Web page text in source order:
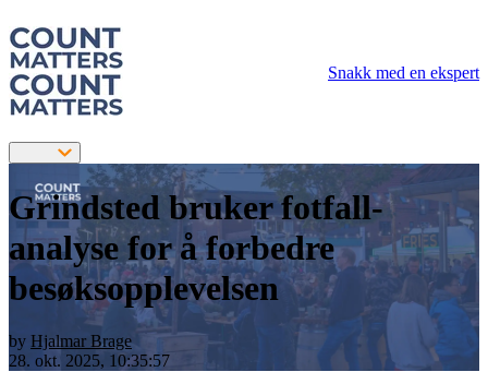
Snakk med en ekspert
Grindsted bruker fotfall-
analyse for å forbedre
besøksopplevelsen
by Hjalmar Brage
28. okt. 2025, 10:35:57